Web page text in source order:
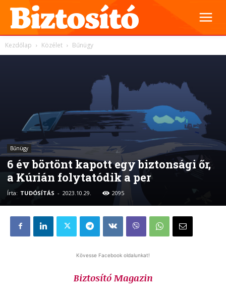
Kezdőlap Közélet Bűnügy
Bűnügy
6 év börtönt kapott egy biztonsági őr,
a Kúrián folytatódik a per
Írta: TUDÓSÍTÁS - 2023.10.29. 2095
Kövesse Facebook oldalunkat!
Biztosító Magazin